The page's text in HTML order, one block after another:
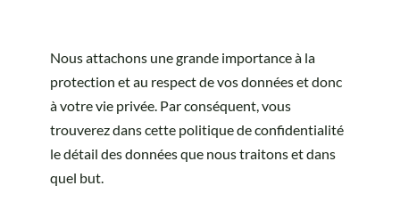
Nous attachons une grande importance à la
protection et au respect de vos données et donc
à votre vie privée. Par conséquent, vous
trouverez dans cette politique de confidentialité
le détail des données que nous traitons et dans
quel but.